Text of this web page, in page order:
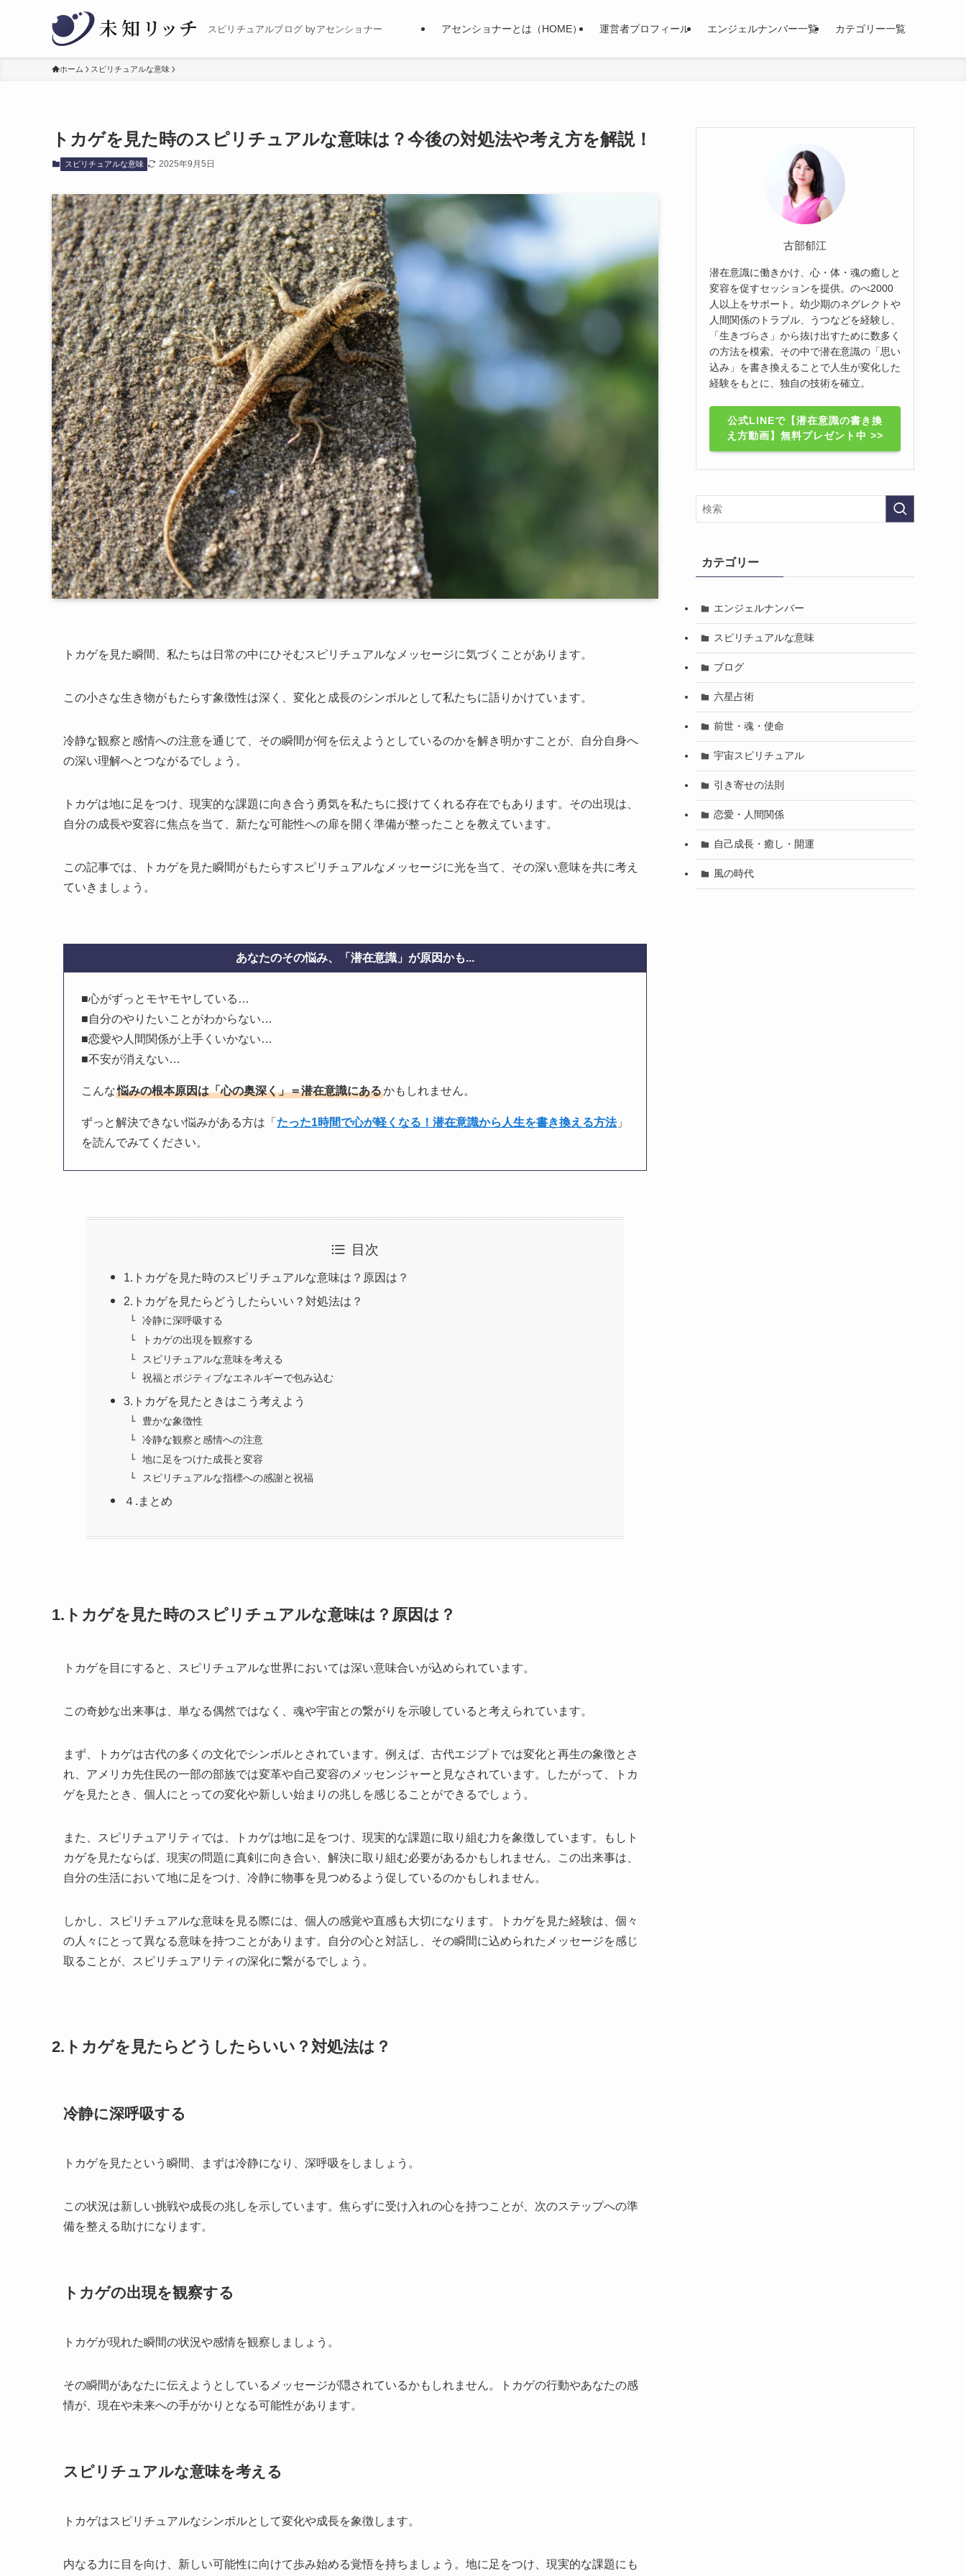
スピリチュアルブログ byアセンショナー アセンショナーとは（HOME） 運営者プロフィール エンジェルナンバー一覧 カテゴリー一覧
ホーム スピリチュアルな意味
トカゲを見た時のスピリチュアルな意味は？今後の対処法や考え方を解説！
スピリチュアルな意味 2025年9月5日
トカゲを見た瞬間、私たちは日常の中にひそむスピリチュアルなメッセージに気づくことがあります。
この小さな生き物がもたらす象徴性は深く、変化と成長のシンボルとして私たちに語りかけています。
冷静な観察と感情への注意を通じて、その瞬間が何を伝えようとしているのかを解き明かすことが、自分自身へ
の深い理解へとつながるでしょう。
トカゲは地に足をつけ、現実的な課題に向き合う勇気を私たちに授けてくれる存在でもあります。その出現は、
自分の成長や変容に焦点を当て、新たな可能性への扉を開く準備が整ったことを教えています。
この記事では、トカゲを見た瞬間がもたらすスピリチュアルなメッセージに光を当て、その深い意味を共に考え
ていきましょう。
あなたのその悩み、「潜在意識」が原因かも...
■心がずっとモヤモヤしている…
■自分のやりたいことがわからない…
■恋愛や人間関係が上手くいかない…
■不安が消えない…
こんな悩みの根本原因は「心の奥深く」＝潜在意識にあるかもしれません。
ずっと解決できない悩みがある方は「 たった1時間で心が軽くなる！潜在意識から人生を書き換える方法」
を読んでみてください。
目次
1.トカゲを見た時のスピリチュアルな意味は？原因は？
2.トカゲを見たらどうしたらいい？対処法は？
冷静に深呼吸する
トカゲの出現を観察する
スピリチュアルな意味を考える
祝福とポジティブなエネルギーで包み込む
3.トカゲを見たときはこう考えよう
豊かな象徴性
冷静な観察と感情への注意
地に足をつけた成長と変容
スピリチュアルな指標への感謝と祝福
４.まとめ
1.トカゲを見た時のスピリチュアルな意味は？原因は？
トカゲを目にすると、スピリチュアルな世界においては深い意味合いが込められています。
この奇妙な出来事は、単なる偶然ではなく、魂や宇宙との繋がりを示唆していると考えられています。
まず、トカゲは古代の多くの文化でシンボルとされています。例えば、古代エジプトでは変化と再生の象徴とさ
れ、アメリカ先住民の一部の部族では変革や自己変容のメッセンジャーと見なされています。したがって、トカ
ゲを見たとき、個人にとっての変化や新しい始まりの兆しを感じることができるでしょう。
また、スピリチュアリティでは、トカゲは地に足をつけ、現実的な課題に取り組む力を象徴しています。もしト
カゲを見たならば、現実の問題に真剣に向き合い、解決に取り組む必要があるかもしれません。この出来事は、
自分の生活において地に足をつけ、冷静に物事を見つめるよう促しているのかもしれません。
しかし、スピリチュアルな意味を見る際には、個人の感覚や直感も大切になります。トカゲを見た経験は、個々
の人々にとって異なる意味を持つことがあります。自分の心と対話し、その瞬間に込められたメッセージを感じ
取ることが、スピリチュアリティの深化に繋がるでしょう。
2.トカゲを見たらどうしたらいい？対処法は？
冷静に深呼吸する
トカゲを見たという瞬間、まずは冷静になり、深呼吸をしましょう。
この状況は新しい挑戦や成長の兆しを示しています。焦らずに受け入れの心を持つことが、次のステップへの準
備を整える助けになります。
トカゲの出現を観察する
トカゲが現れた瞬間の状況や感情を観察しましょう。
その瞬間があなたに伝えようとしているメッセージが隠されているかもしれません。トカゲの行動やあなたの感
情が、現在や未来への手がかりとなる可能性があります。
スピリチュアルな意味を考える
トカゲはスピリチュアルなシンボルとして変化や成長を象徴します。
内なる力に目を向け、新しい可能性に向けて歩み始める覚悟を持ちましょう。地に足をつけ、現実的な課題にも
古部郁江
潜在意識に働きかけ、心・体・魂の癒しと
変容を促すセッションを提供。のべ2000
人以上をサポート。幼少期のネグレクトや
人間関係のトラブル、うつなどを経験し、
「生きづらさ」から抜け出すために数多く
の方法を模索。その中で潜在意識の「思い
込み」を書き換えることで人生が変化した
経験をもとに、独自の技術を確立。
公式LINEで【潜在意識の書き換
え方動画】無料プレゼント中 >>
カテゴリー
エンジェルナンバー
スピリチュアルな意味
ブログ
六星占術
前世・魂・使命
宇宙スピリチュアル
引き寄せの法則
恋愛・人間関係
自己成長・癒し・開運
風の時代